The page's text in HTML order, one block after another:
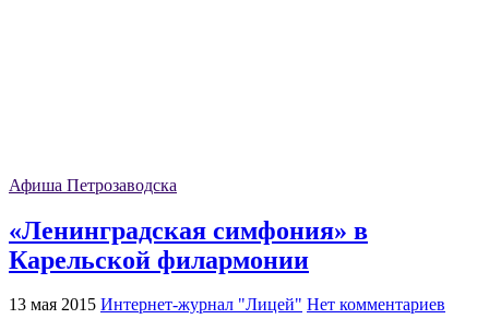
Афиша Петрозаводска
«Ленинградская симфония» в
Карельской филармонии
13 мая 2015 Интернет-журнал "Лицей" Нет комментариев